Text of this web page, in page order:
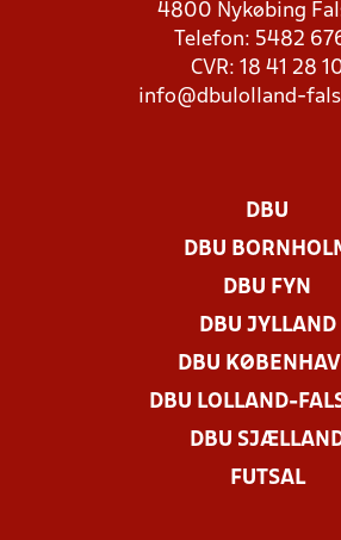
4800 Nykøbing
Telefon: 5482
CVR: 18 41 28
info@dbulolland-
DBU
DBU
DBU FYN
DBU JYLLAND
DBU
DBU LOLLAND-
DBU
FUTSAL